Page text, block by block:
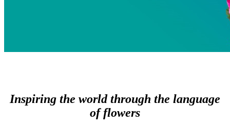
Inspiring the world through the language
of flowers